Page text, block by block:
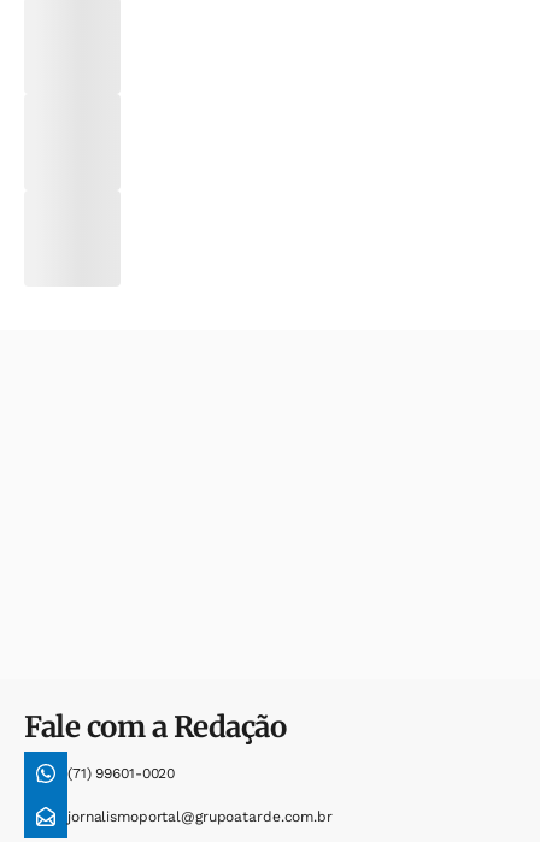
Fale com a Redação
(71) 99601-0020
jornalismoportal@grupoatarde.com.br